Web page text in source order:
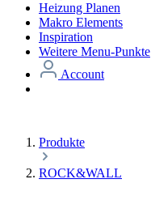
Heizung Planen
Makro Elements
Inspiration
Weitere Menu-Punkte
Account
Produkte
ROCK&WALL